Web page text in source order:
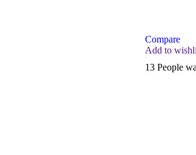
Compare
Add to
13 People